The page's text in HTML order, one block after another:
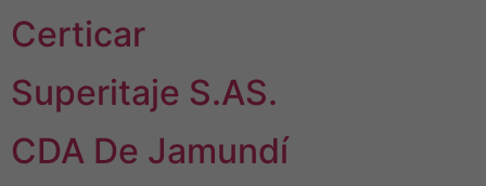
Certicar
Superitaje S.AS.
CDA De Jamundí